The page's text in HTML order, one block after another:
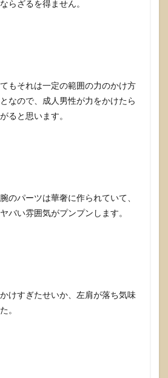
らざるを得ません。
もそれは一定の範囲の力のかけ方
なので、成人男性が力をかけたら
ると思います。
のパーツは華奢に作られていて、
バい雰囲気がプンプンします。
けすぎたせいか、左肩が落ち気味
。